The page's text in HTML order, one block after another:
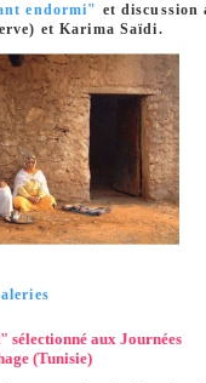
endormi" et discussion
et Karima Saïdi.
sélectionné aux Journées
(Tunisie)